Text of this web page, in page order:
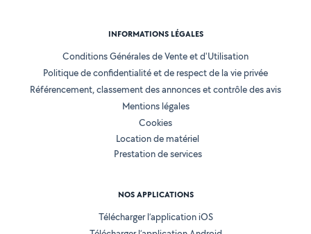
INFORMATIONS LÉGALES
Conditions Générales de Vente et d'Utilisation
Politique de confidentialité et de respect de la vie privée
Référencement, classement des annonces et contrôle des avis
Mentions légales
Cookies
Location de matériel
Prestation de services
NOS APPLICATIONS
Télécharger l’application iOS